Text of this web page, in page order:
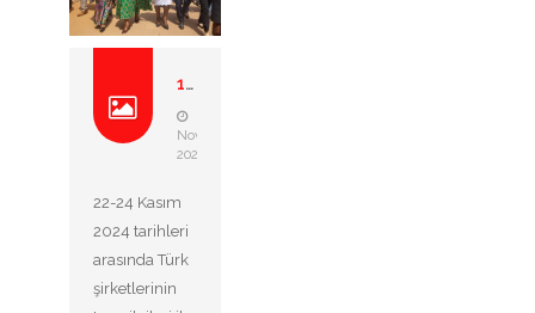
19. lomé uluslararasi fua...
Novembre
2024
22-24 Kasım
2024 tarihleri
arasında Türk
şirketlerinin